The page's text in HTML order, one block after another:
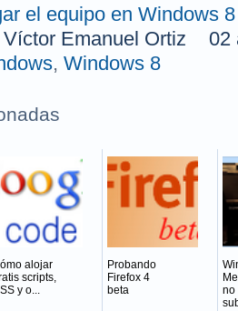
el equipo en Windows 8
Víctor Emanuel Ortiz
02
, Windows 8
alojar
scripts,
y o...
Probando
Firefox 4
beta
no